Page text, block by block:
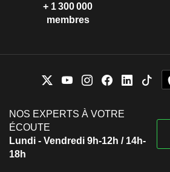
+ 1 300 000
membres
NOS EXPERTS À VOTRE
ÉCOUTE
Lundi - Vendredi 9h-12h / 14h-
18h